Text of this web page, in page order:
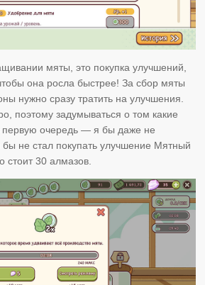
мяты, это покупка улучшений,
она росла быстрее! За сбор мяты
нужно сразу тратить на улучшения.
поэтому задумываться о том какие
первую очередь — я бы даже не
бы не стал покупать улучшение Мятный
стоит 30 алмазов.